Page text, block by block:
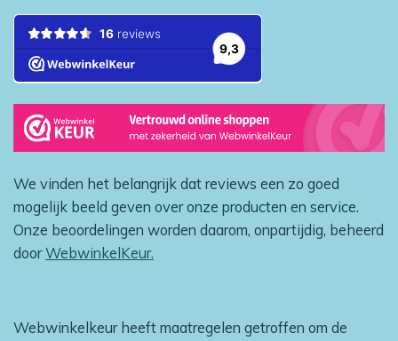
We vinden het belangrijk dat reviews een zo goed
mogelijk beeld geven over onze producten en service.
Onze beoordelingen worden daarom, onpartijdig, beheerd
doorWebwinkelKeur.
Webwinkelkeur heeft maatregelen getroffen om de